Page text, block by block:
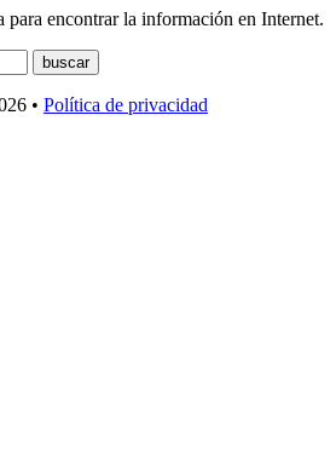
para encontrar la información en Internet.
• Política de privacidad